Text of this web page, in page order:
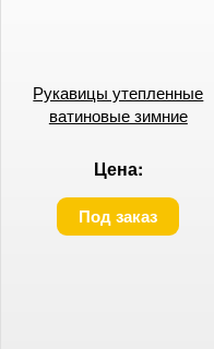
Рукавицы утепленные
ватиновые зимние
Цена:
Под заказ